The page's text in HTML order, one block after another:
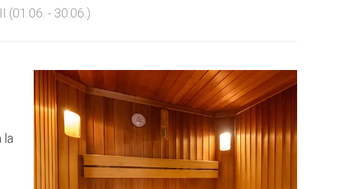
(01.06. - 30.06.)
la